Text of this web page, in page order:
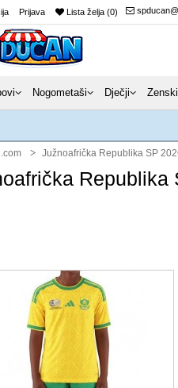
Prijava Lista želja (0)
Nogometaši Dječji Zenski
Južnoafrička Republika SP
Republika